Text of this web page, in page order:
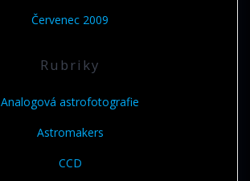
Červenec 2009
Rubriky
Analogová astrofotografie
Astromakers
CCD